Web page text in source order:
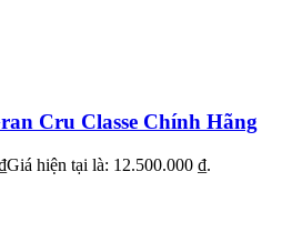
Cru Classe Chính Hãng
Giá hiện tại là: 12.500.000 ₫.